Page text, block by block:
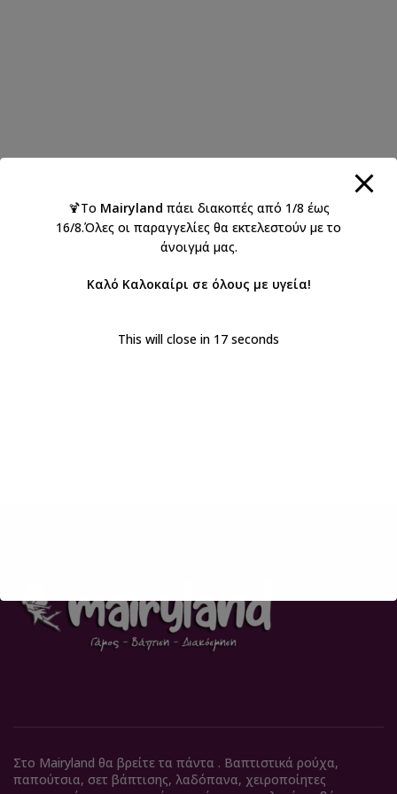
Στο Mairyland θα βρείτε τα πάντα . Βαπτιστικά ρούχα,
παπούτσια, σετ βάπτισης, λαδόπανα, χειροποίητες
🍹Το Mairyland πάει διακοπές από 1/8 έως
16/8.Όλες οι παραγγελίες θα εκτελεστούν με το
άνοιγμά μας.
Καλό Καλοκαίρι σε όλους με υγεία!
This will close in 17 seconds